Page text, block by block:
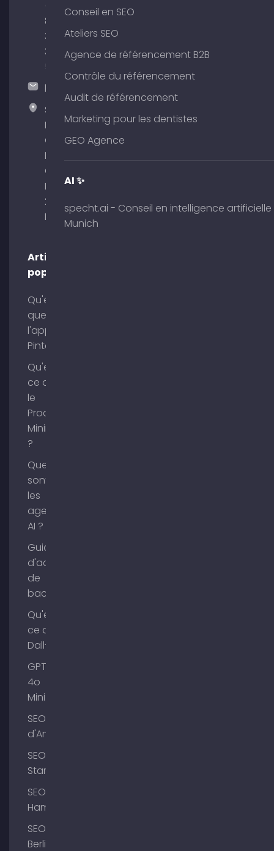
89
380
375
hallo@timospecht.de
Specht
Marketing
GmbH –
Palais am
Obelisk
Briennerstr.
29 80333
Munich
Articles
populaires
Qu'est-ce
que
l'application
Pinterest ?
Qu'est-
ce que
le
Process
Mining
?
Que
sont
les
agents
AI ?
Guide
d'achat
de
backlinks
Qu'est-
ce que
Dall-E ?
GPT-
4o
Mini
SEO Lac
d'Ammer
SEO
Starnberg
SEO
Hambourg
SEO
Berlin
Conseil en SEO
Ateliers SEO
Agence de référencement B2B
Contrôle du référencement
Audit de référencement
Marketing pour les dentistes
GEO Agence
AI ✨
specht.ai - Conseil en intelligence artificielle
Munich